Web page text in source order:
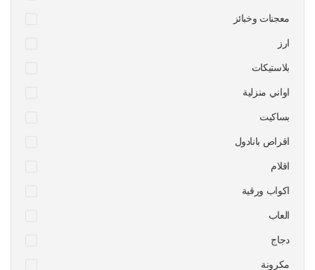
معجنات وخبائز
ارز
بلاستيكات
اواني منزلية
بساكيت
اقراص بانادول
اقلام
اكواب ورقية
العاب
دجاج
مكرونة